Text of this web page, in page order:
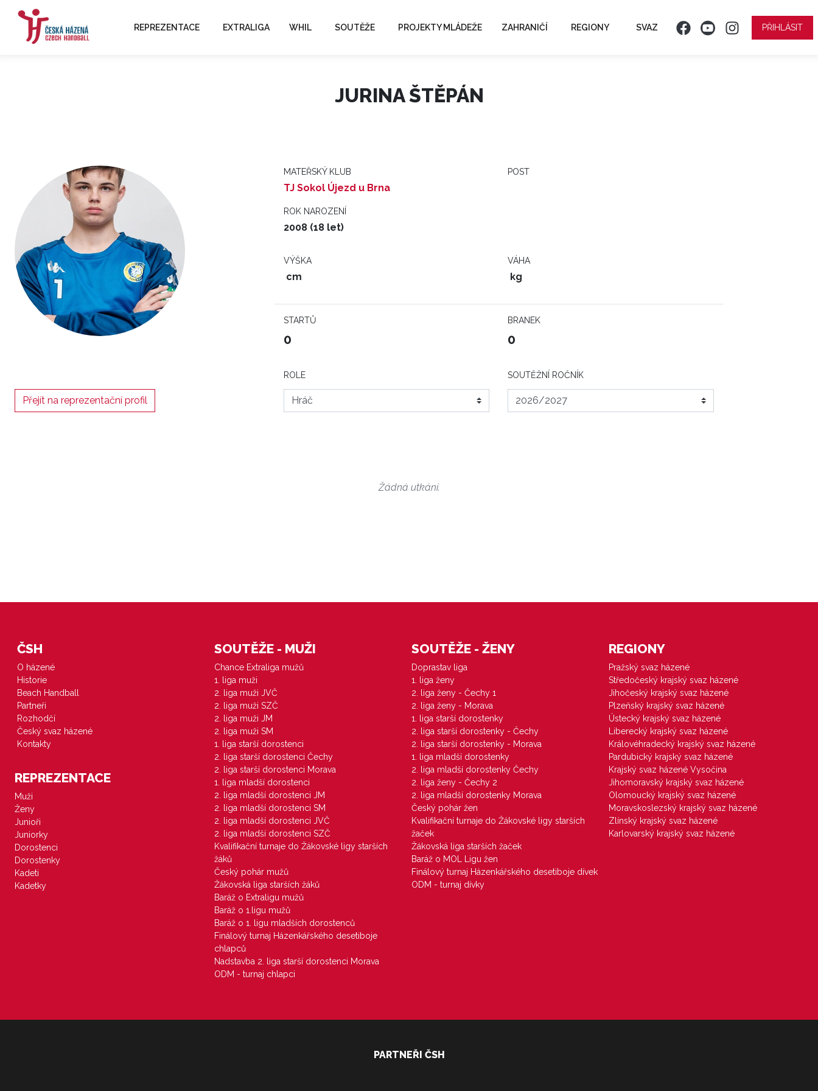
REPREZENTACE EXTRALIGA WHIL SOUTĚŽE PROJEKTY MLÁDEŽE ZAHRANIČÍ REGIONY SVAZ PŘIHLÁSIT
JURINA ŠTĚPÁN
MATEŘSKÝ KLUB
TJ Sokol Újezd u Brna
POST
ROK NAROZENÍ
2008 (18 let)
VÝŠKA
cm
VÁHA
kg
STARTŮ
0
BRANEK
0
Přejít na reprezentační profil
ROLE SOUTĚŽNÍ ROČNÍK
Žádná utkání.
ČSH
O házené
Historie
Beach Handball
Partneři
Rozhodčí
Český svaz házené
Kontakty
REPREZENTACE
Muži
Ženy
Junioři
Juniorky
Dorostenci
Dorostenky
Kadeti
Kadetky
SOUTĚŽE - MUŽI
Chance Extraliga mužů
1. liga muži
2. liga muži JVČ
2. liga muži SZČ
2. liga muži JM
2. liga muži SM
1. liga starší dorostenci
2. liga starší dorostenci Čechy
2. liga starší dorostenci Morava
1. liga mladší dorostenci
2. liga mladší dorostenci JM
2. liga mladší dorostenci SM
2. liga mladší dorostenci JVČ
2. liga mladší dorostenci SZČ
Kvalifikační turnaje do Žákovské ligy starších
žáků
Český pohár mužů
Žákovská liga starších žáků
Baráž o Extraligu mužů
Baráž o 1.ligu mužů
Baráž o 1. ligu mladších dorostenců
Finálový turnaj Házenkářského desetiboje
chlapců
Nadstavba 2. liga starší dorostenci Morava
ODM - turnaj chlapci
SOUTĚŽE - ŽENY
Doprastav liga
1. liga ženy
2. liga ženy - Čechy 1
2. liga ženy - Morava
1. liga starší dorostenky
2. liga starší dorostenky - Čechy
2. liga starší dorostenky - Morava
1. liga mladší dorostenky
2. liga mladší dorostenky Čechy
2. liga ženy - Čechy 2
2. liga mladší dorostenky Morava
Český pohár žen
Kvalifikační turnaje do Žákovské ligy starších
žaček
Žákovská liga starších žaček
Baráž o MOL Ligu žen
Finálový turnaj Házenkářského desetiboje dívek
ODM - turnaj dívky
REGIONY
Pražský svaz házené
Středočeský krajský svaz házené
Jihočeský krajský svaz házené
Plzeňský krajský svaz házené
Ústecký krajský svaz házené
Liberecký krajský svaz házené
Královéhradecký krajský svaz házené
Pardubický krajský svaz házené
Krajský svaz házené Vysočina
Jihomoravský krajský svaz házené
Olomoucký krajský svaz házené
Moravskoslezský krajský svaz házené
Zlínský krajský svaz házené
Karlovarský krajský svaz házené
PARTNEŘI ČSH